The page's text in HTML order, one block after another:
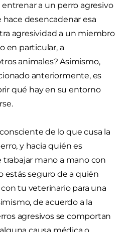
entrenar a un perro agresivo
desencadenar esa
agresividad a un miembro
en particular, a
animales? Asimismo,
anteriormente, es
qué hay en su entorno
de lo que cusa la
y hacia quién es
trabajar mano a mano con
estás seguro de a quién
tu veterinario para una
de acuerdo a la
agresivos se comportan